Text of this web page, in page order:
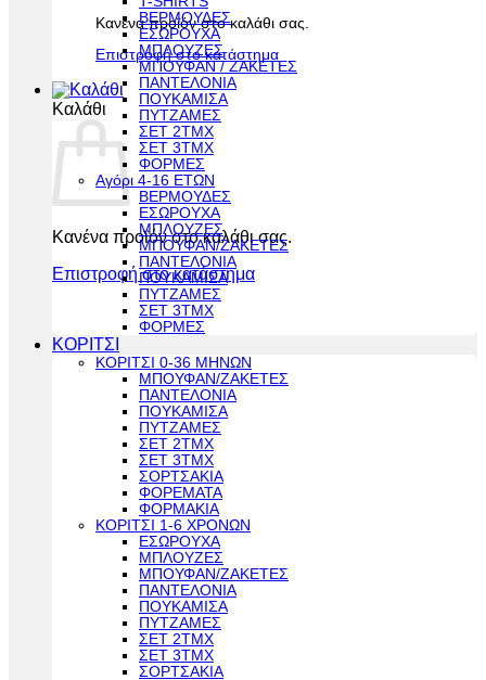
Κανένα προϊόν στο καλάθι σας.
Επιστροφή στο κατάστημα
Καλάθι
Κανένα προϊόν στο καλάθι σας.
Επιστροφή στο κατάστημα
ΒΕΡΜΟΥΔΕΣ
ΕΣΩΡΟΥΧΑ
ΜΠΛΟΥΖΕΣ
ΜΠΟΥΦΑΝ / ΖΑΚΕΤΕΣ
ΠΑΝΤΕΛΟΝΙΑ
ΠΟΥΚΑΜΙΣΑ
ΠΥΤΖΑΜΕΣ
ΣΕΤ 2ΤΜΧ
ΣΕΤ 3ΤΜΧ
ΦΟΡΜΕΣ
Αγόρι 4-16 ΕΤΩΝ
ΒΕΡΜΟΥΔΕΣ
ΕΣΩΡΟΥΧΑ
ΜΠΛΟΥΖΕΣ
ΜΠΟΥΦΑΝ/ΖΑΚΕΤΕΣ
ΠΑΝΤΕΛΟΝΙΑ
ΠΟΥΚΑΜΙΣΑ
ΠΥΤΖΑΜΕΣ
ΣΕΤ 3ΤΜΧ
ΦΟΡΜΕΣ
ΚΟΡΙΤΣΙ
ΚΟΡΙΤΣΙ 0-36 ΜΗΝΩΝ
ΜΠΟΥΦΑΝ/ΖΑΚΕΤΕΣ
ΠΑΝΤΕΛΟΝΙΑ
ΠΟΥΚΑΜΙΣΑ
ΠΥΤΖΑΜΕΣ
ΣΕΤ 2ΤΜΧ
ΣΕΤ 3ΤΜΧ
ΣΟΡΤΣΑΚΙΑ
ΦΟΡΕΜΑΤΑ
ΦΟΡΜΑΚΙΑ
ΚΟΡΙΤΣΙ 1-6 ΧΡΟΝΩΝ
ΕΣΩΡΟΥΧΑ
ΜΠΛΟΥΖΕΣ
ΜΠΟΥΦΑΝ/ΖΑΚΕΤΕΣ
ΠΑΝΤΕΛΟΝΙΑ
ΠΟΥΚΑΜΙΣΑ
ΠΥΤΖΑΜΕΣ
ΣΕΤ 2ΤΜΧ
ΣΕΤ 3ΤΜΧ
ΣΟΡΤΣΑΚΙΑ